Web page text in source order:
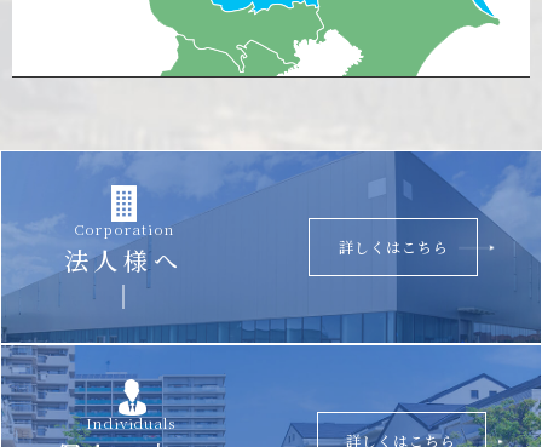
Corporation
法人様へ 詳しくはこちら
Individuals
詳しくはこちら